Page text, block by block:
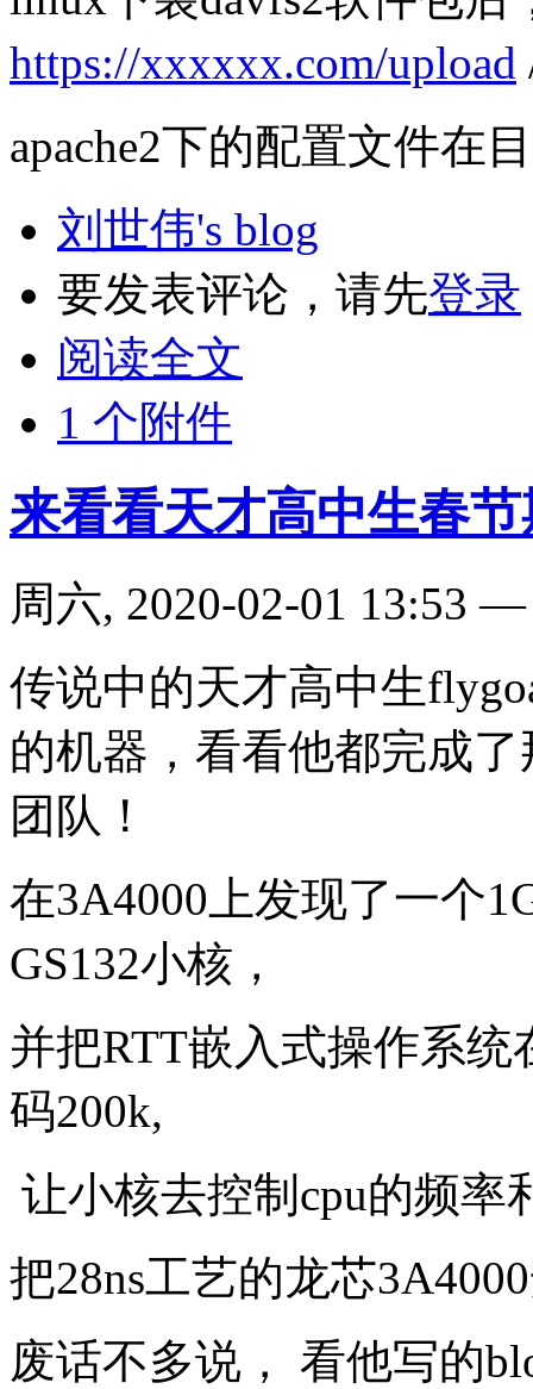
https://xxxxxx.com/upload
apache2下的配置文件在
刘世伟's blog
要发表评论，请先登录
阅读全文
1 个附件
来看看天才高中生春
周六, 2020-02-01 13:53
传说中的天才高中生
的机器，看看他都完成
团队！
在3A4000上发现了一个
GS132小核，
并把RTT嵌入式操作系
码200k,
让小核去控制cpu的频率
把28ns工艺的龙芯
废话不多说， 看他写的